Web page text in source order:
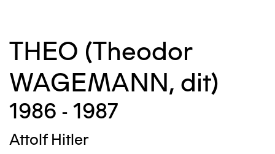
THEO (Theodor
WAGEMANN, dit)
1986 - 1987
Attolf Hitler